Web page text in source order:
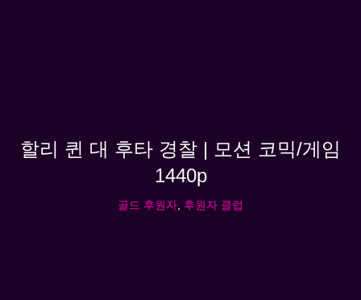
할리 퀸 대 후타 경찰 | 모션 코믹/게임
1440p
골드 후원자 후원자 클럽